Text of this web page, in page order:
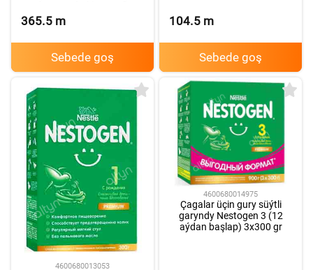
365.5 m
Sebede goş
104.5 m
Sebede goş
4600680013053
4600680014975
Çagalar üçin gury süýtli
garyndy Nestogen 3 (12
aýdan başlap) 3x300 gr